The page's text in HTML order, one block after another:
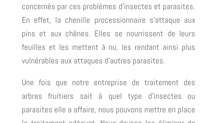
concernés par ces problèmes d’insectes et parasites.
En effet, la chenille processionnaire s’attaque aux
pins et aux chênes. Elles se nourrissent de leurs
feuilles et les mettent à nu, les rendant ainsi plus
vulnérables aux attaques d’autres parasites.
Une fois que notre entreprise de traitement des
arbres fruitiers sait à quel type d’insectes ou
parasites elle a affaire, nous pouvons mettre en place